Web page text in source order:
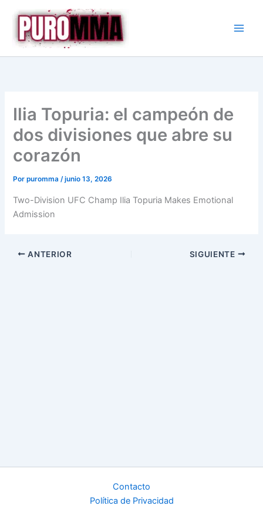
contenido
Ilia Topuria: el campeón de
dos divisiones que abre su
corazón
Porpuromma/junio 13, 2026
Two-Division UFC Champ Ilia Topuria Makes Emotional
Admission
ANTERIOR SIGUIENTE
Contacto
Política de Privacidad